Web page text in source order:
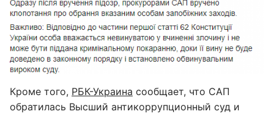
Кроме того, РБК-Украина сообщает, что САП
обратилась Высший антикоррупционный суд и